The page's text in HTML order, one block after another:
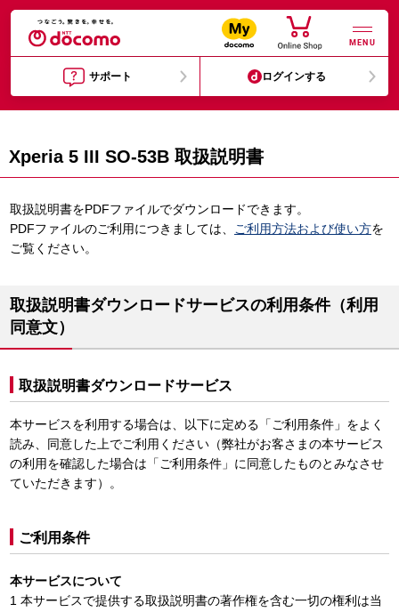
MENU
サポート ログインする
Xperia 5 III SO-53B 取扱説明書
取扱説明書をPDFファイルでダウンロードできます。
PDFファイルのご利用につきましては、
ご利用方法および使い方を
ご覧ください。
取扱説明書ダウンロードサービスの利用条件（利用
同意文）
取扱説明書ダウンロードサービス
本サービスを利用する場合は、以下に定める「ご利用条件」をよく
読み、同意した上でご利用ください（弊社がお客さまの本サービス
の利用を確認した場合は「ご利用条件」に同意したものとみなさせ
ていただきます）。
ご利用条件
本サービスについて
本サービスで提供する取扱説明書の著作権を含む一切の権利は当